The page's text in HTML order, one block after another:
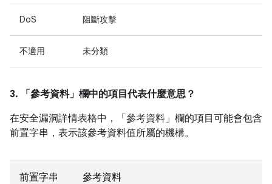
DoS 阻斷攻擊
不適用 未分類
3. 「參考資料」 欄中的項目代表什麼意思？
在安全漏洞詳情表格中，「參考資料」 欄的項目可能會包含
前置字串，表示該參考資料值所屬的機構。
前置字串 參考資料